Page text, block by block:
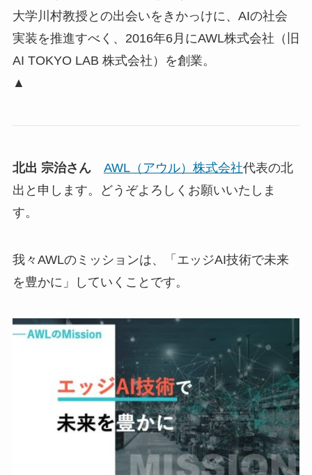
大学川村教授との出会いをきかっけに、AIの社会
実装を推進すべく、2016年6月にAWL株式会社（旧
AI TOKYO LAB 株式会社）を創業。
▲
北出 宗治さん AWL（アウル）株式会社代表の北
出と申します。どうぞよろしくお願いいたしま
す。
我々AWLのミッションは、「エッジAI技術で未来
を豊かに」していくことです。